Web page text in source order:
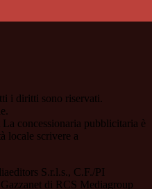
i diritti sono riservati.
concessionaria pubblicitaria è
locale scrivere a
S.r.l.s., C.F./PI
di RCS Mediagroup